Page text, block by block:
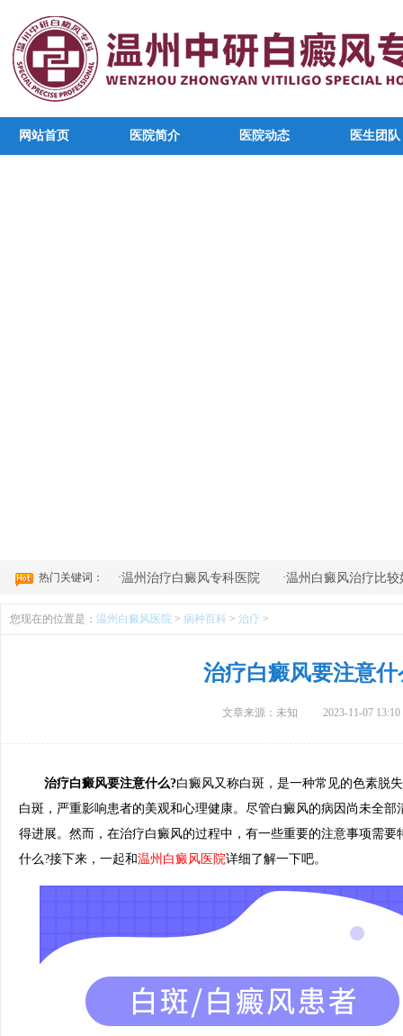
网站首页 医院简介 医院动态 医生团队
热门关键词： ·温州治疗白癜风专科医院 ·温州白癜风治疗比较
您现在的位置是： 温州白癜风医院 > 病种百科 > 治疗 >
治疗白癜风要注意什
文章来源：未知 2023-11-07 13:10
治疗白癜风要注意什么?白癜风又称白斑，是一种常见的色素脱
白斑，严重影响患者的美观和心理健康。尽管白癜风的病因尚未全
得进展。然而，在治疗白癜风的过程中，有一些重要的注意事项需
什么?接下来，一起和温州白癜风医院详细了解一下吧。